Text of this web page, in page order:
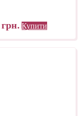
грн. Купити